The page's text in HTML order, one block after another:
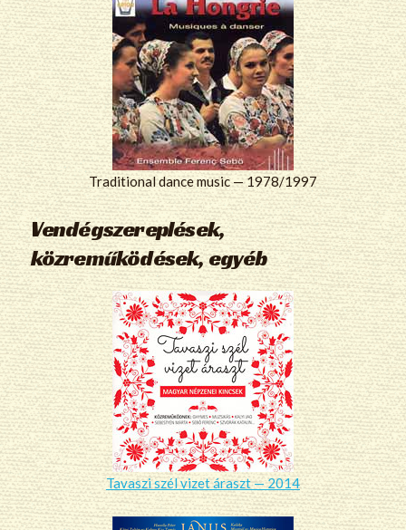
Traditional dance music — 1978/1997
Vendégszereplések,
közreműködések, egyéb
Tavaszi szél vizet áraszt — 2014